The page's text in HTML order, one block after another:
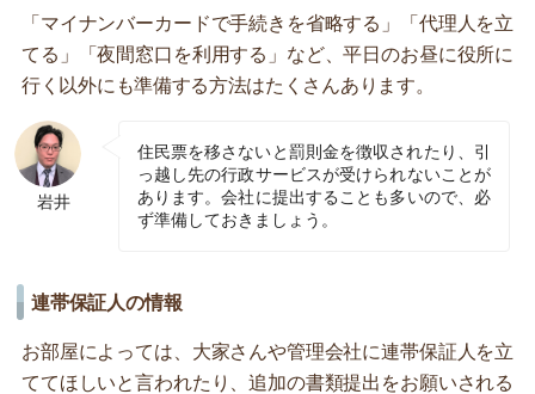
「マイナンバーカードで手続きを省略する」「代理人を立
てる」「夜間窓口を利用する」など、平日のお昼に役所に
行く以外にも準備する方法はたくさんあります。
岩井
住民票を移さないと罰則金を徴収されたり、引
っ越し先の行政サービスが受けられないことが
あります。会社に提出することも多いので、必
ず準備しておきましょう。
連帯保証人の情報
お部屋によっては、大家さんや管理会社に連帯保証人を立
ててほしいと言われたり、追加の書類提出をお願いされる